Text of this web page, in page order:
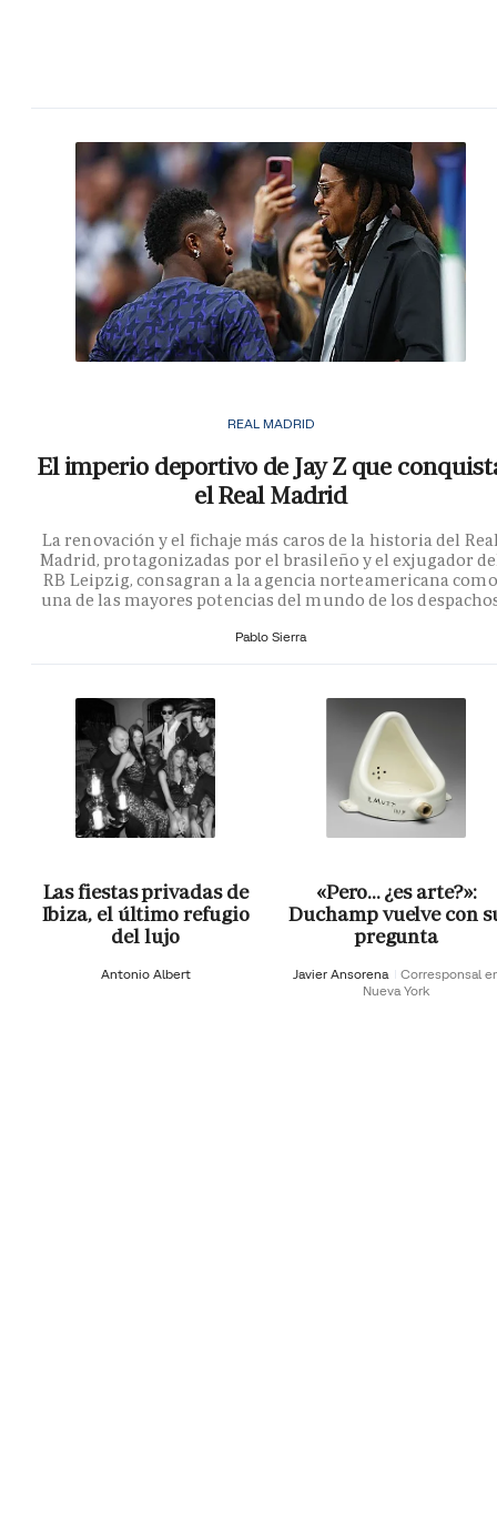
REAL MADRID
El imperio deportivo de Jay Z que
el Real Madrid
La renovación y el fichaje más caros de la historia del
Madrid, protagonizadas por el brasileño y el exjugador
RB Leipzig, consagran a la agencia norteamericana como
una de las mayores potencias del mundo de los
Pablo Sierra
Las fiestas privadas de
Ibiza, el último refugio
del lujo
Antonio Albert
«Pero… ¿es arte?»:
Duchamp vuelve con
pregunta
Javier Ansorena
Corresponsal
Nueva York